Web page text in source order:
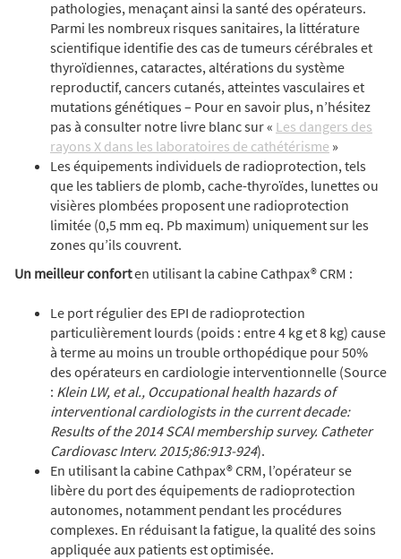
pathologies, menaçant ainsi la santé des opérateurs.
Parmi les nombreux risques sanitaires, la littérature
scientifique identifie des cas de tumeurs cérébrales et
thyroïdiennes, cataractes, altérations du système
reproductif, cancers cutanés, atteintes vasculaires et
mutations génétiques – Pour en savoir plus, n’hésitez
pas à consulter notre livre blanc sur « Les dangers des
rayons X dans les laboratoires de cathétérisme »
Les équipements individuels de radioprotection, tels
que les tabliers de plomb, cache-thyroïdes, lunettes ou
visières plombées proposent une radioprotection
limitée (0,5 mm eq. Pb maximum) uniquement sur les
zones qu’ils couvrent.
Un meilleur conforten utilisant la cabine Cathpax® CRM :
Le port régulier des EPI de radioprotection
particulièrement lourds (poids : entre 4 kg et 8 kg) cause
à terme au moins un trouble orthopédique pour 50%
des opérateurs en cardiologie interventionnelle (Source
: Klein LW, et al., Occupational health hazards of
interventional cardiologists in the current decade:
Results of the 2014 SCAI membership survey. Catheter
Cardiovasc Interv. 2015;86:913-924).
En utilisant la cabine Cathpax® CRM, l’opérateur se
libère du port des équipements de radioprotection
autonomes, notamment pendant les procédures
complexes. En réduisant la fatigue, la qualité des soins
appliquée aux patients est optimisée.